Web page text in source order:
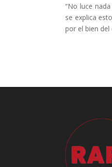
“No luce
se explica
por el bien